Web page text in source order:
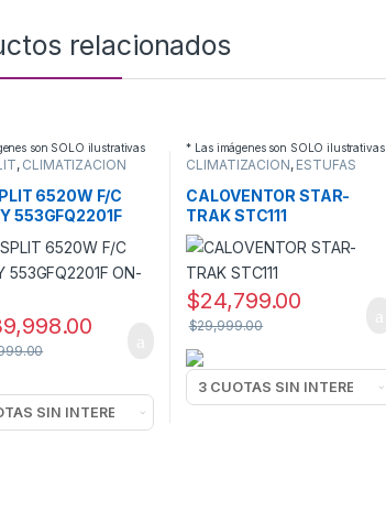
relacionados
son SOLO ilustrativas
, CLIMATIZACION
6520W F/C
553GFQ2201F
* Las imágenes son SOLO ilustrativas
CLIMATIZACION, ESTUFAS
CALOVENTOR STAR-
TRAK STC111
$24,799.00
$29,999.00